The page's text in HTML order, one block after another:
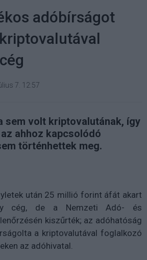
adóbírságot
7. 12:57
sem volt kriptovalutának, így
ahhoz kapcsolódó
történhettek meg.
után 25 millió forint áfát akart
cég, de a Nemzeti Adó- és
kiszűrték; az adóhatóság
a kriptovalutával foglalkozó
az adóhivatal.